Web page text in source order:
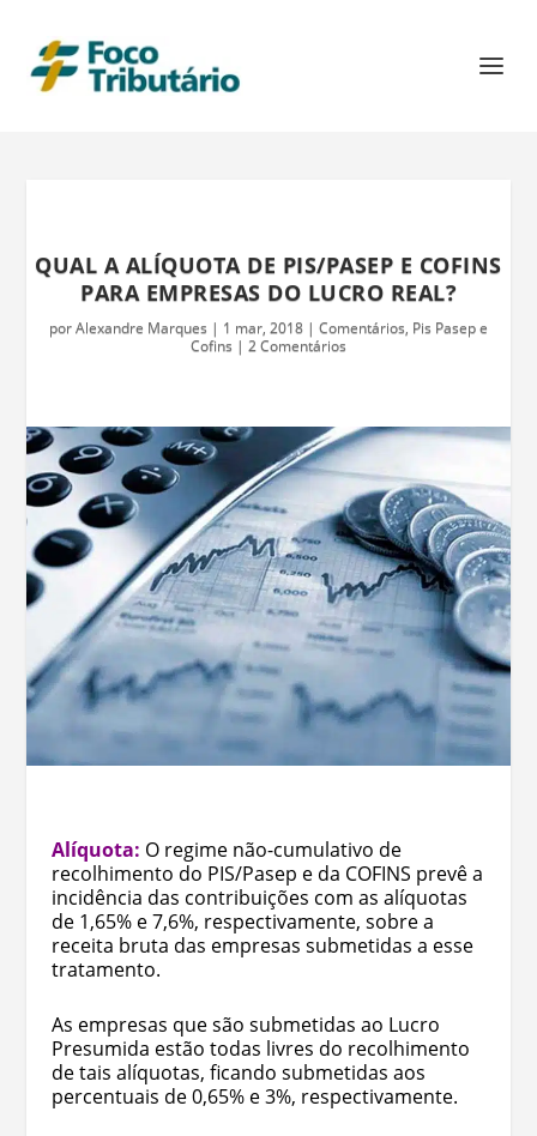
QUAL A ALÍQUOTA DE PIS/PASEP E COFINS
PARA EMPRESAS DO LUCRO REAL?
porAlexandre Marques | 1 mar, 2018 | Comentários, Pis Pasep e
Cofins | 2 Comentários
Alíquota: O regime não-cumulativo de
recolhimento do PIS/Pasep e da COFINS prevê a
incidência das contribuições com as alíquotas
de 1,65% e 7,6%, respectivamente, sobre a
receita bruta das empresas submetidas a esse
tratamento.
As empresas que são submetidas ao Lucro
Presumida estão todas livres do recolhimento
de tais alíquotas, ficando submetidas aos
percentuais de 0,65% e 3%, respectivamente.